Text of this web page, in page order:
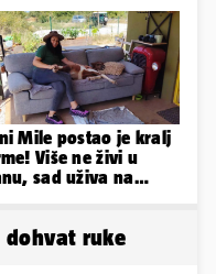
Mile postao je kralj
Više ne živi u
sad uživa na
dohvat ruke